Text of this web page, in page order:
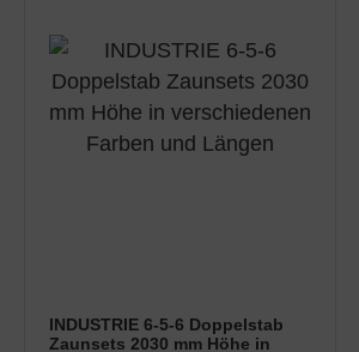
INDUSTRIE 6-5-6 Doppelstab
Zaunsets 2030 mm Höhe in